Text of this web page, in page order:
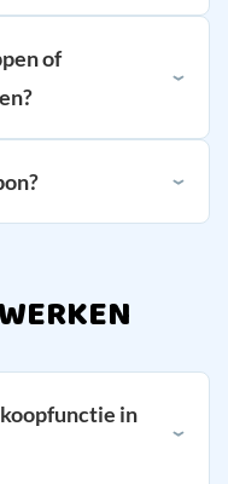
of
in